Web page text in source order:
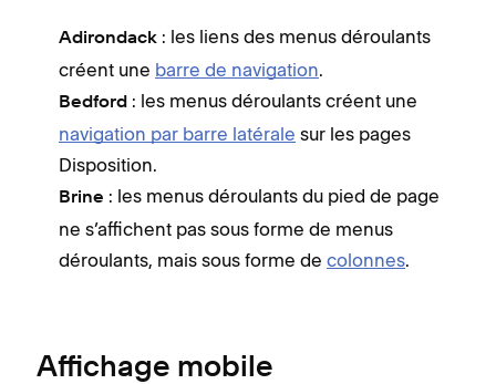
Adirondack : les liens des menus déroulants
créent une barre de navigation.
Bedford : les menus déroulants créent une
navigation par barre latérale sur les pages
Disposition.
Brine : les menus déroulants du pied de page
ne s’affichent pas sous forme de menus
déroulants, mais sous forme de colonnes.
Affichage mobile